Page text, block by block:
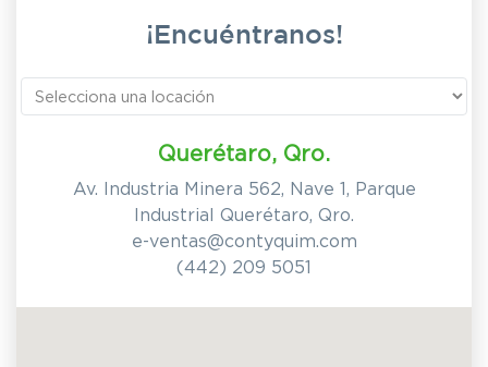
¡Encuéntranos!
Querétaro, Qro.
Av. Industria Minera 562, Nave 1, Parque
Industrial Querétaro, Qro.
e-ventas@contyquim.com
(442) 209 5051